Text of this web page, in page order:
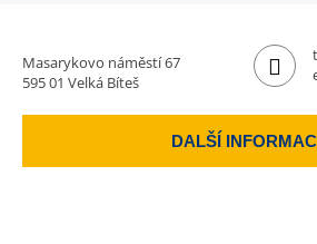
Masarykovo náměstí 67
595 01 Velká Bíteš
DALŠÍ